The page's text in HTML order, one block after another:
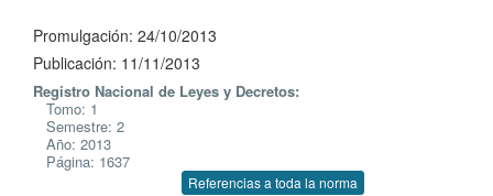
Promulgación: 24/10/2013
Publicación: 11/11/2013
Registro Nacional de Leyes y Decretos:
Tomo: 1
Semestre: 2
Año: 2013
Página: 1637
Referencias a toda la norma